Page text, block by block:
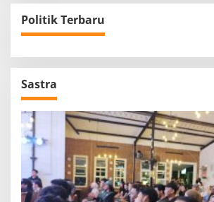
Politik Terbaru
Sastra